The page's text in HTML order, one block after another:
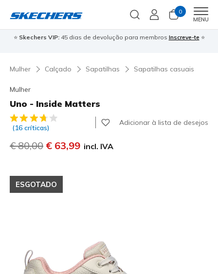
0
MENU
⭐ Skechers VIP:45 dias de devolução para membros Inscreve-te ⭐
Mulher Calçado Sapatilhas Sapatilhas casuais
Mulher
Uno - Inside Matters
5 de 5 – Classificação do cliente
(16 críticas)
Adicionar à lista de desejos
Preço com desconto de
€ 80,00 para
€ 63,99 incl. IVA
ESGOTADO